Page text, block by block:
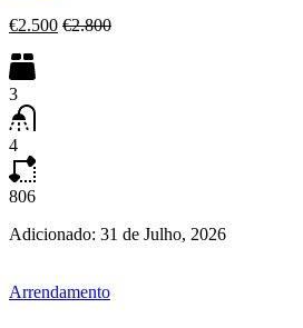
€2.500 €2.800
3
4
806
Adicionado: 31 de Julho, 2026
Arrendamento